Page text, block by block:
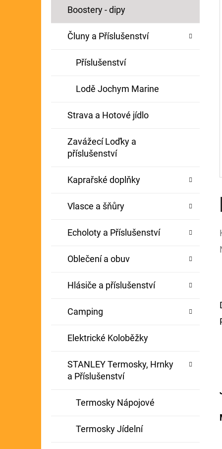
Boostery - dipy
Čluny a Příslušenství
Příslušenství
Lodě Jochym Marine
Strava a Hotové jídlo
Zavážecí Loďky a
příslušenství
Kaprařské doplňky
Vlasce a šňůry
Echoloty a Příslušenství
Oblečení a obuv
Hlásiče a příslušenství
Camping
Elektrické Koloběžky
STANLEY Termosky, Hrnky
a Příslušenství
Termosky Nápojové
Termosky Jídelní
BOILIE RIG PLUS 25LB
Původně: 79 Kč